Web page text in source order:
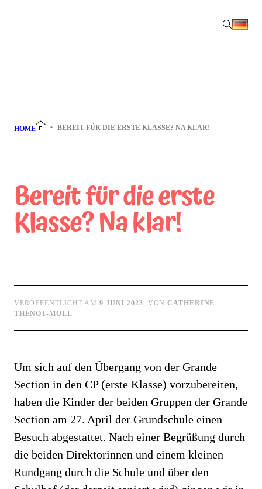
HOME BEREIT FÜR DIE ERSTE KLASSE? NA KLAR!
Bereit für die erste
Klasse? Na klar!
VERÖFFENTLICHT AM 9 JUNI 2023, VONCATHERINE
THÉNOT-MOLL
Um sich auf den Übergang von der Grande
Section in den CP (erste Klasse) vorzubereiten,
haben die Kinder der beiden Gruppen der Grande
Section am 27. April der Grundschule einen
Besuch abgestattet. Nach einer Begrüßung durch
die beiden Direktorinnen und einem kleinen
Rundgang durch die Schule und über den